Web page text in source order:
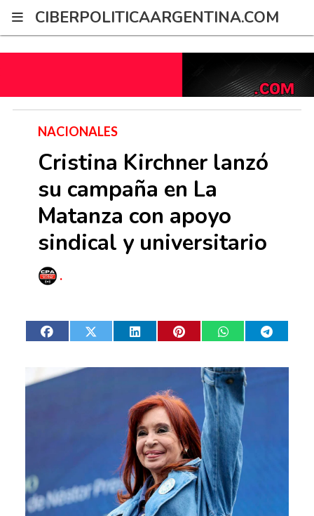
G-2XWRPNYZ21
CIBERPOLITICAARGENTINA.COM
Cristina Kirchner lanzó
su campaña en La
Matanza con apoyo
sindical y universitario
NACIONALES
.